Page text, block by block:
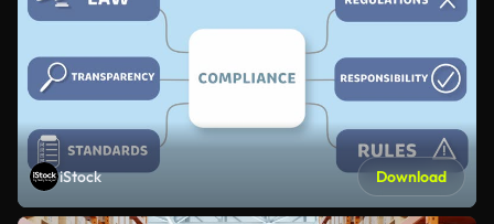
iStock Download